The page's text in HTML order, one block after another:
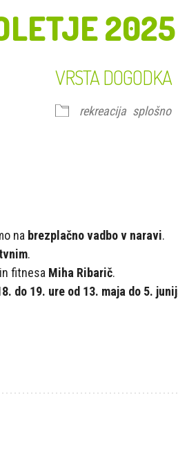
2025
VRSTA DOGODKA
rekreacija splošno
na brezplačno vadbo v naravi.
.
fitnesa Miha Ribarič.
do 19. ure od 13. maja do 5.